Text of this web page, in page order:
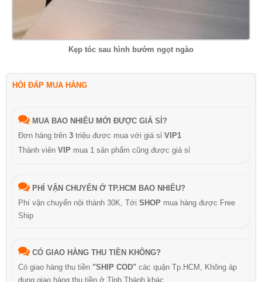
Kẹp tóc sau hình bướm ngọt ngào
HỎI ĐÁP MUA HÀNG
MUA BAO NHIÊU MỚI ĐƯỢC GIÁ SỈ?
Đơn hàng trên 3 triệu được mua với giá sỉ VIP1
Thành viên VIP mua 1 sản phẩm cũng được giá sỉ
PHÍ VẬN CHUYỂN Ở TP.HCM BAO NHIÊU?
Phí vận chuyển nội thành 30K, Tới SHOP mua hàng được Free
Ship
CÓ GIAO HÀNG THU TIỀN KHÔNG?
Có giao hàng thu tiền "SHIP COD" các quận Tp.HCM, Không áp
dụng giao hàng thu tiền ở Tỉnh Thành khác